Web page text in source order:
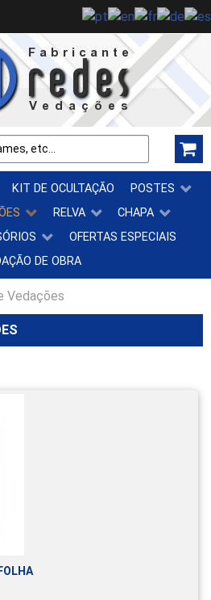
KIT DE OCULTAÇÃO
POSTES
RELVA
CHAPA
OFERTAS ESPECIAIS
DE OBRA
Vedações